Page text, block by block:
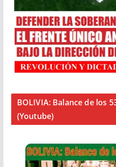
BOLIVIA: Balance de los
(Youtube)